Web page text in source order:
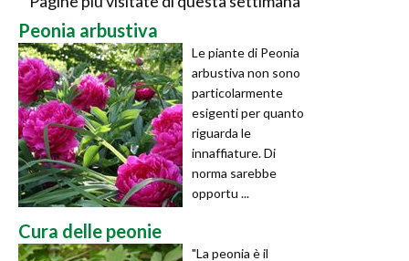
Peonia arbustiva
Le piante di Peonia
arbustiva non sono
particolarmente
esigenti per quanto
riguarda le
innaffiature. Di
norma sarebbe
opportu ...
Cura delle peonie
"La peonia è il